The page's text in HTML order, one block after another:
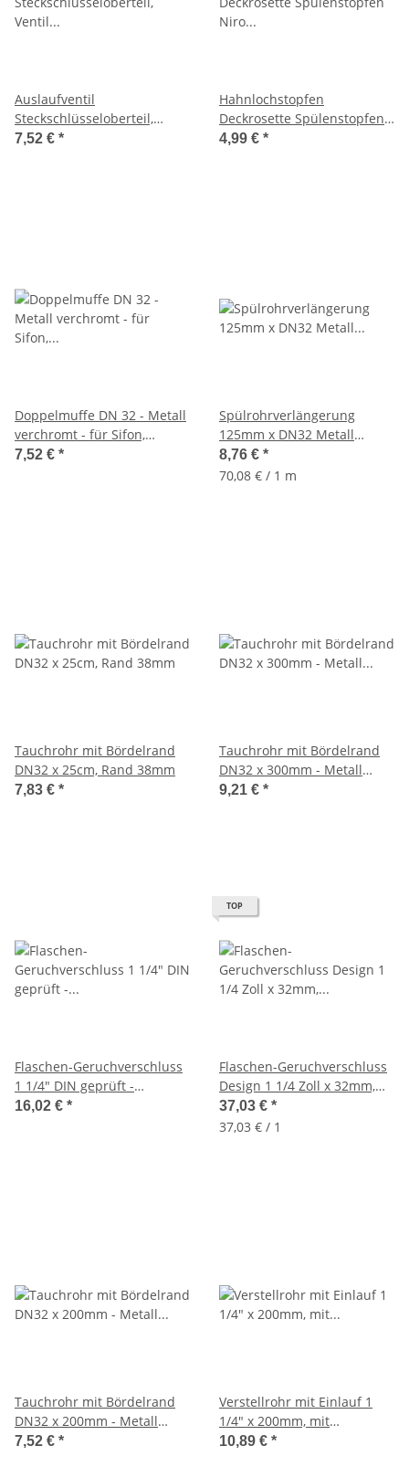
Auslaufventil
Steckschlüsseloberteil,
Ventil Oberteil 1/2" inkl.
7,52 € *
Hahnlochstopfen
Deckrosette Spülenstopfen
Niro Ø 42 mm verchromt
4,99 € *
Doppelmuffe DN 32 - Metall
verchromt - für Sifon,
Spülrohr, Verstellrohr,
7,52 € *
Spülrohrverlängerung
125mm x DN32 Metall
verchromt, zu Verstell-,
Abgangsrohren
8,76 € *
70,08 € / 1 m
Tauchrohr mit Bördelrand
DN32 x 25cm, Rand 38mm
7,83 € *
Tauchrohr mit Bördelrand
DN32 x 300mm - Metall
verchromt
9,21 € *
Flaschen-Geruchverschluss
1 1/4" DIN geprüft -
verchromt
16,02 € *
TOP
Flaschen-Geruchverschluss
Design 1 1/4 Zoll x 32mm,
Metall, langer Abgang
37,03 € *
37,03 € / 1
Tauchrohr mit Bördelrand
DN32 x 200mm - Metall
verchromt
7,52 € *
Verstellrohr mit Einlauf 1
1/4" x 200mm, mit
Verschraubung, Kunststoff
10,89 € *